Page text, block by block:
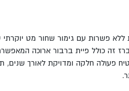
ללא פשרות עם גימור שחור מט
זה כולל פיית ברבור ארוכה
פעולה חלקה ומדויקת לאורך שנים,